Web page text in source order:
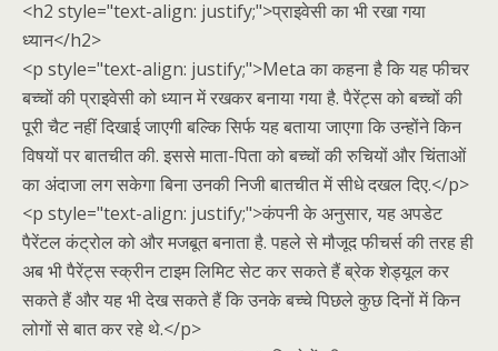
<h2 style="text-align: justify;">प्राइवेसी का भी रखा गया
ध्यान</h2>
<p style="text-align: justify;">Meta का कहना है कि यह फीचर
बच्चों की प्राइवेसी को ध्यान में रखकर बनाया गया है. पैरेंट्स को बच्चों की
पूरी चैट नहीं दिखाई जाएगी बल्कि सिर्फ यह बताया जाएगा कि उन्होंने किन
विषयों पर बातचीत की. इससे माता-पिता को बच्चों की रुचियों और चिंताओं
का अंदाजा लग सकेगा बिना उनकी निजी बातचीत में सीधे दखल दिए.</p>
<p style="text-align: justify;">कंपनी के अनुसार, यह अपडेट
पैरेंटल कंट्रोल को और मजबूत बनाता है. पहले से मौजूद फीचर्स की तरह ही
अब भी पैरेंट्स स्क्रीन टाइम लिमिट सेट कर सकते हैं ब्रेक शेड्यूल कर
सकते हैं और यह भी देख सकते हैं कि उनके बच्चे पिछले कुछ दिनों में किन
लोगों से बात कर रहे थे.</p>